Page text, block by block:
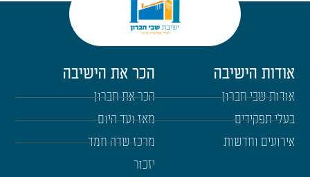
אודות הישיבה
אודות שבי חברון
בעלי תפקידים
אירועים וחדשות
הכר את הישיבה
הכר את חברון
מאז ועד היום
מרכז שדה חמד
יזכור